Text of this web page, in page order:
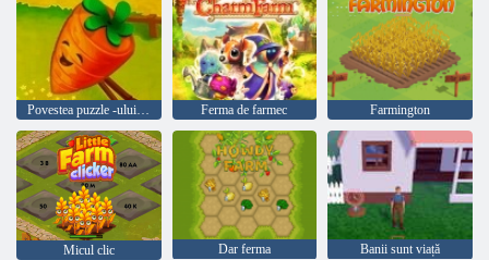
Povestea puzzle -ului fermei Ferma de farmec Farmington
Micul clic Dar ferma Banii sunt viață